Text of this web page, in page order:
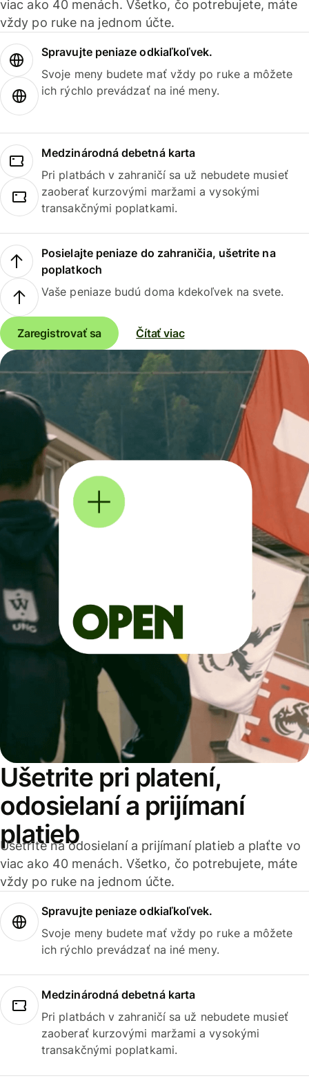
viac ako 40 menách. Všetko, čo potrebujete, máte
vždy po ruke na jednom účte.
Spravujte peniaze odkiaľkoľvek.
Svoje meny budete mať vždy po ruke a môžete
ich rýchlo prevádzať na iné meny.
Medzinárodná debetná karta
Pri platbách v zahraničí sa už nebudete musieť
zaoberať kurzovými maržami a vysokými
transakčnými poplatkami.
Posielajte peniaze do zahraničia, ušetrite na
poplatkoch
Vaše peniaze budú doma kdekoľvek na svete.
Zaregistrovať sa Čítať viac
Ušetrite pri platení,
odosielaní a prijímaní
platieb
Ušetrite na odosielaní a prijímaní platieb a plaťte vo
viac ako 40 menách. Všetko, čo potrebujete, máte
vždy po ruke na jednom účte.
Spravujte peniaze odkiaľkoľvek.
Svoje meny budete mať vždy po ruke a môžete
ich rýchlo prevádzať na iné meny.
Medzinárodná debetná karta
Pri platbách v zahraničí sa už nebudete musieť
zaoberať kurzovými maržami a vysokými
transakčnými poplatkami.